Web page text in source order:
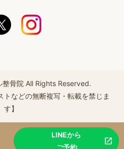
骨院 All Rights Reserved.
トなどの無断複写・転載を禁じま
す】
LINEから
ご予約